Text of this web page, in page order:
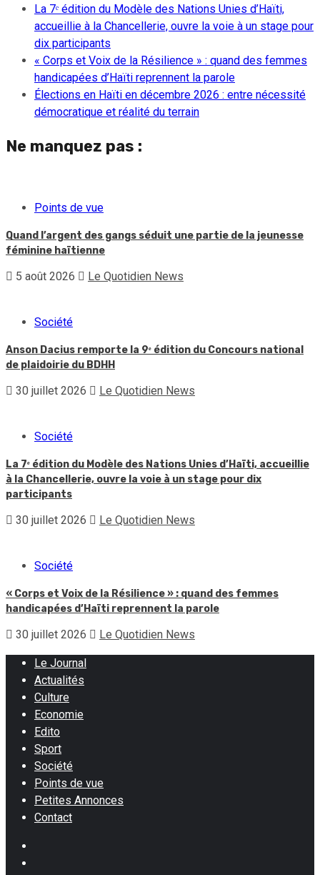
La 7ᵉ édition du Modèle des Nations Unies d’Haïti,
accueillie à la Chancellerie, ouvre la voie à un stage pour
dix participants
« Corps et Voix de la Résilience » : quand des femmes
handicapées d’Haïti reprennent la parole
Élections en Haïti en décembre 2026 : entre nécessité
démocratique et réalité du terrain
Ne manquez pas :
Points de vue
Quand l’argent des gangs séduit une partie de la jeunesse
féminine haïtienne
5 août 2026 Le Quotidien News
Société
Anson Dacius remporte la 9ᵉ édition du Concours national
de plaidoirie du BDHH
30 juillet 2026 Le Quotidien News
Société
La 7ᵉ édition du Modèle des Nations Unies d’Haïti, accueillie
à la Chancellerie, ouvre la voie à un stage pour dix
participants
30 juillet 2026 Le Quotidien News
Société
« Corps et Voix de la Résilience » : quand des femmes
handicapées d’Haïti reprennent la parole
30 juillet 2026 Le Quotidien News
Le Journal
Actualités
Culture
Economie
Edito
Sport
Société
Points de vue
Petites Annonces
Contact